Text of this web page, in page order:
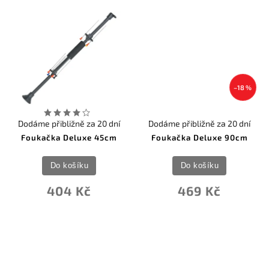
Foukačka Deluxe 45cm
Dodáme přibližně za 20 dní
404 Kč
Do košíku
–18 %
Foukačka Deluxe 90cm
Dodáme přibližně za 20 dní
469 Kč
Do košíku